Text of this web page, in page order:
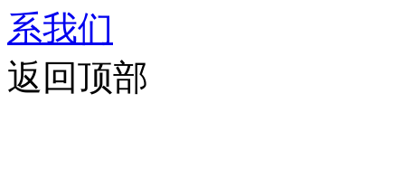
系我们
返回顶部